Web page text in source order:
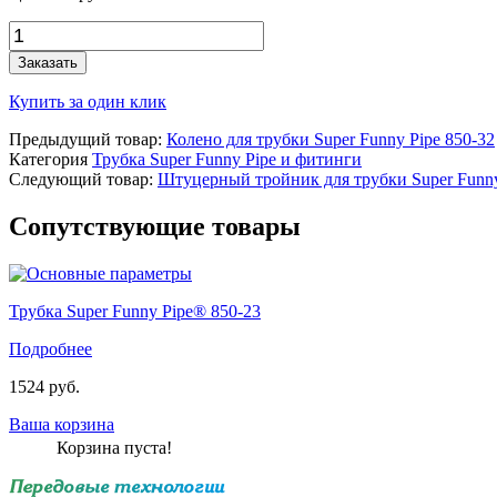
Заказать
Купить за один клик
Предыдущий товар: Колено для трубки Super Funny Pipe 850-32
Категория Трубка Super Funny Pipe и фитинги
Следующий товар: Штуцерный тройник для трубки Super
Сопутствующие товары
Трубка Super Funny Pipe® 850-23
Подробнее
1524 руб.
Ваша корзина
Корзина пуста!